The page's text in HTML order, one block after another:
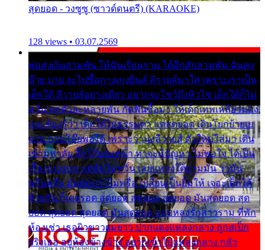
สุดยอด - วงซูซู (ซาวด์ดนตรี) (KARAOKE)
128 views • 03.07.2569
พ่อส่งเงินสามพัน ให้ฉันเรียนราม ได้อีกสักสามพัน ฉันคง
บ๊าย บาย จะไปซื้อกางเกงยีนส์ ลีวายส์มาใส่ เพราะเราเป็น
เด็กใต้ ลีวายส์อย่างเดียว อยากจะโชว์ถึงหิวโซ เด็กใต้ก็ไม่
หวั่น ตกตัวละหลายพัน กัดฟันซื้อมา ให้เด็กเทพเหลียวมอง
และต้องรู้ว่า เด็กใต้ไม่ธรรมดา แต่สุดยอด เดินโยกย้ายเย
ยวน กวนโอ๊ยพอได้ เพราะว่านุ่งลีวายส์ ตัวใหม่ใส่มา เดิน
เข้ามหาลัย จิ๊กโก๊มองหน้า ท่าจะมีปัญหา ไม่พอใจ ได้เป็น
เรื่องแน่นอน แต่ฉันไม่หวั่น เลยแหลงใต้ถามมัน ว่ามัน
พรั่นพรือ มันตอบว่าไม่พรื่อ เปลี่ยนเป็นยิ้มให้ เจอะเด็กใต้
ด้วยกัน ก็เลยรอด สุดยอด สุดยอด สุดยอด มันสุดยอด สุด
ยอด สุดยอด สุดยอด มันสุดยอด แอบหลงรักสาวราม ที่พัก
ห้องเช่า เธอผิวขาวผมยาว ปากแดงแหลงกลาง ถูกสเป็ก
จริงเธอ อยู่ห้องข้างข้าง อยากเข้าไปแหลงกลาง กลัว